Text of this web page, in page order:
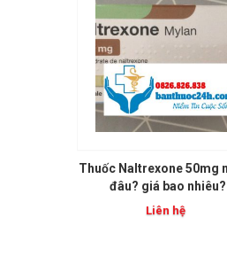
Thuốc Naltrexone 50mg
đâu? giá bao nhiêu?
Liên hệ